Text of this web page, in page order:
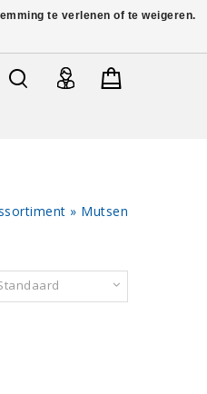
» Mutsen
te verlenen of te weigeren.